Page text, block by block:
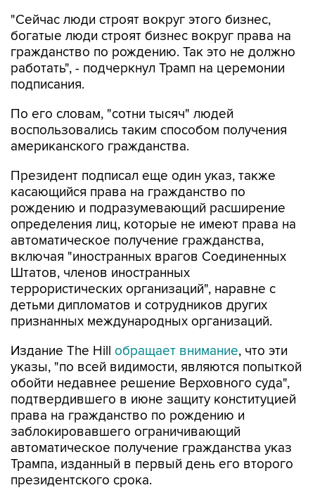
"Сейчас люди строят вокруг этого бизнес,
богатые люди строят бизнес вокруг права на
гражданство по рождению. Так это не должно
работать", - подчеркнул Трамп на церемонии
подписания.
По его словам, "сотни тысяч" людей
воспользовались таким способом получения
американского гражданства.
Президент подписал еще один указ, также
касающийся права на гражданство по
рождению и подразумевающий расширение
определения лиц, которые не имеют права на
автоматическое получение гражданства,
включая "иностранных врагов Соединенных
Штатов, членов иностранных
террористических организаций", наравне с
детьми дипломатов и сотрудников других
признанных международных организаций.
Издание The Hill обращает внимание, что эти
указы, "по всей видимости, являются попыткой
обойти недавнее решение Верховного суда",
подтвердившего в июне защиту конституцией
права на гражданство по рождению и
заблокировавшего ограничивающий
автоматическое получение гражданства указ
Трампа, изданный в первый день его второго
президентского срока.